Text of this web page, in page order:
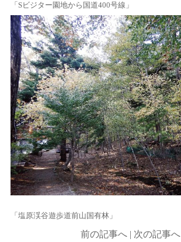
「Sビジター園地から国道400号線」
「塩原渓谷遊歩道前山国有林」
前の記事へ | 次の記事へ